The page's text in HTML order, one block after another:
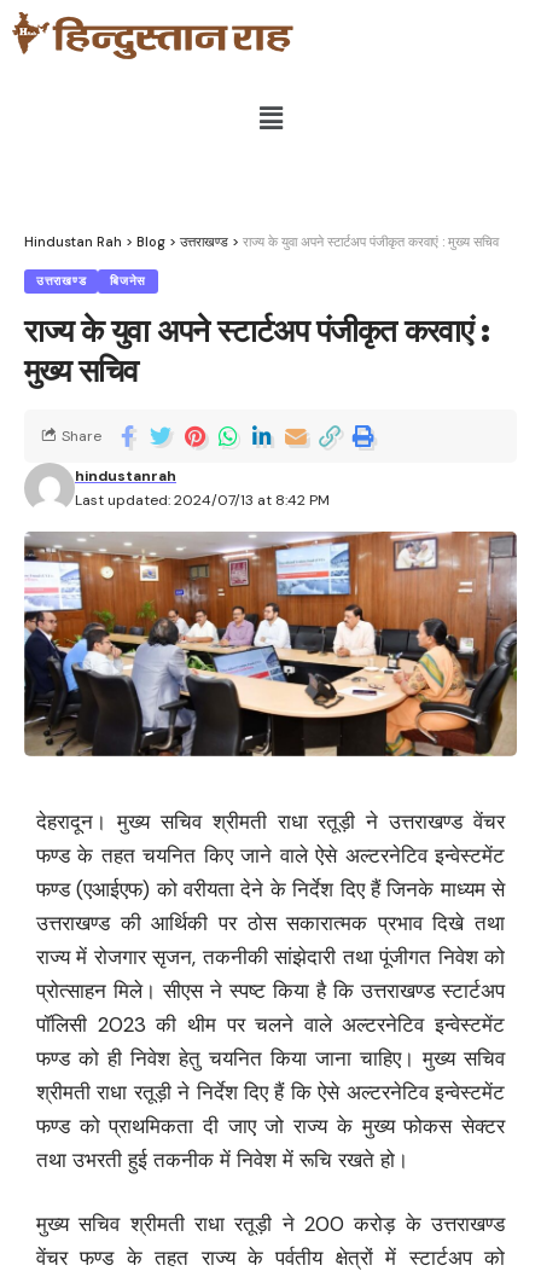
Hindustan Rah > Blog > उत्तराखण्ड > राज्य के युवा अपने स्टार्टअप पंजीकृत करवाएं : मुख्य सचिव
उत्तराखण्ड बिजनेस
राज्य के युवा अपने स्टार्टअप पंजीकृत करवाएं :
मुख्य सचिव
Last updated: 2024/07/13 at 8:42 PM
hindustanrah
Share
देहरादून। मुख्य सचिव श्रीमती राधा रतूड़ी ने उत्तराखण्ड वेंचर
फण्ड के तहत चयनित किए जाने वाले ऐसे अल्टरनेटिव इन्वेस्टमेंट
फण्ड (एआईएफ) को वरीयता देने के निर्देश दिए हैं जिनके माध्यम से
उत्तराखण्ड की आर्थिकी पर ठोस सकारात्मक प्रभाव दिखे तथा
राज्य में रोजगार सृजन, तकनीकी सांझेदारी तथा पूंजीगत निवेश को
प्रोत्साहन मिले। सीएस ने स्पष्ट किया है कि उत्तराखण्ड स्टार्टअप
पॉलिसी 2023 की थीम पर चलने वाले अल्टरनेटिव इन्वेस्टमेंट
फण्ड को ही निवेश हेतु चयनित किया जाना चाहिए। मुख्य सचिव
श्रीमती राधा रतूड़ी ने निर्देश दिए हैं कि ऐसे अल्टरनेटिव इन्वेस्टमेंट
फण्ड को प्राथमिकता दी जाए जो राज्य के मुख्य फोकस सेक्टर
तथा उभरती हुई तकनीक में निवेश में रूचि रखते हो।
मुख्य सचिव श्रीमती राधा रतूड़ी ने 200 करोड़ के उत्तराखण्ड
वेंचर फण्ड के तहत राज्य के पर्वतीय क्षेत्रों में स्टार्टअप को